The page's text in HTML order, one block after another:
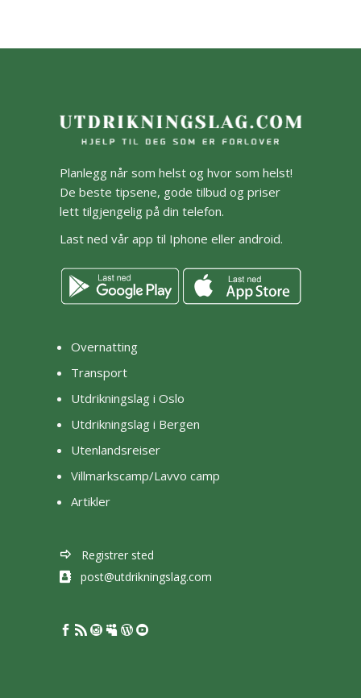
Planlegg når som helst og hvor som helst!
De beste tipsene, gode tilbud og priser
lett tilgjengelig på din telefon.
Last ned vår app til Iphone eller android.
Overnatting
Transport
Utdrikningslag i Oslo
Utdrikningslag i Bergen
Utenlandsreiser
Villmarkscamp/Lavvo camp
Artikler
Registrer sted
post@utdrikningslag.com